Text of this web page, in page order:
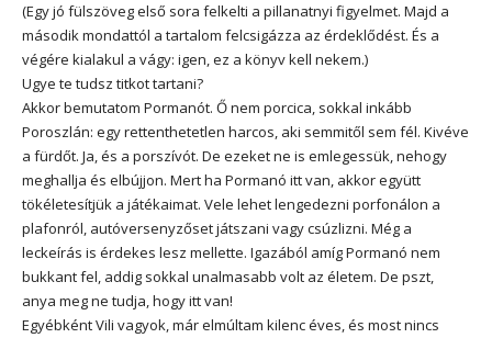
(Egy jó fülszöveg első sora felkelti a pillanatnyi figyelmet. Majd a
második mondattól a tartalom felcsigázza az érdeklődést. És a
végére kialakul a vágy: igen, ez a könyv kell nekem.)
Ugye te tudsz titkot tartani?
Akkor bemutatom Pormanót. Ő nem porcica, sokkal inkább
Poroszlán: egy rettenthetetlen harcos, aki semmitől sem fél. Kivéve
a fürdőt. Ja, és a porszívót. De ezeket ne is emlegessük, nehogy
meghallja és elbújjon. Mert ha Pormanó itt van, akkor együtt
tökéletesítjük a játékaimat. Vele lehet lengedezni porfonálon a
plafonról, autóversenyzőset játszani vagy csúzlizni. Még a
leckeírás is érdekes lesz mellette. Igazából amíg Pormanó nem
bukkant fel, addig sokkal unalmasabb volt az életem. De pszt,
anya meg ne tudja, hogy itt van!
Egyébként Vili vagyok, már elmúltam kilenc éves, és most nincs